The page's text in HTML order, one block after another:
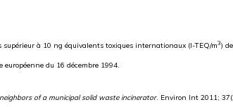
à 10 ng équivalents toxiques internationaux (I-TEQ/m3)
européenne du 16 décembre 1994.
of a municipal solid waste incinerator. Environ Int 2011;